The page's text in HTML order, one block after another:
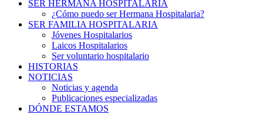
SER HERMANA HOSPITALARIA
¿Cómo puedo ser Hermana Hospitalaria?
SER FAMILIA HOSPITALARIA
Jóvenes Hospitalarios
Laicos Hospitalarios
Ser voluntario hospitalario
HISTORIAS
NOTICIAS
Noticias y agenda
Publicaciones especializadas
DÓNDE ESTAMOS